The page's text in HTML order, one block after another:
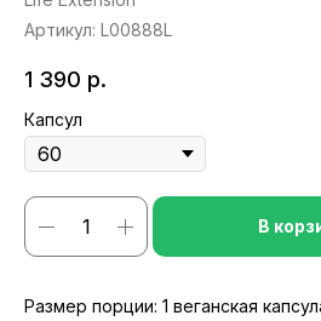
Артикул: L00888L
1 390 р.
Капсул
В
Размер порции: 1 веганская